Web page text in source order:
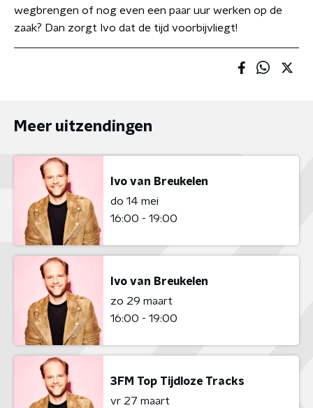
wegbrengen of nog even een paar uur werken op de
zaak? Dan zorgt Ivo dat de tijd voorbijvliegt!
Meer uitzendingen
Ivo van Breukelen
do 14 mei
16:00 - 19:00
Ivo van Breukelen
zo 29 maart
16:00 - 19:00
3FM Top Tijdloze Tracks
vr 27 maart